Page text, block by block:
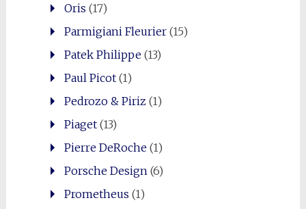
Oris (17)
Parmigiani Fleurier(15)
Patek Philippe(13)
Paul Picot(1)
Pedrozo & Piriz (1)
Piaget(13)
Pierre DeRoche(1)
Porsche Design (6)
Prometheus (1)